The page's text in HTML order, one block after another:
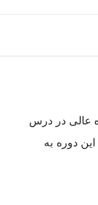
عالی در درس
دوره به